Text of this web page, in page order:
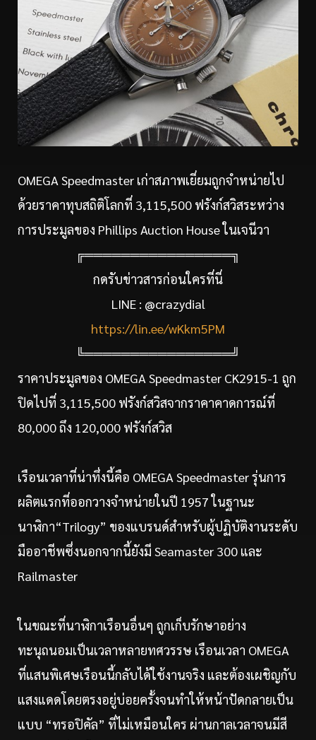
OMEGA Speedmaster เก่าสภาพเยี่ยมถูกจำหน่ายไป
ด้วยราคาทุบสถิติโลกที่ 3,115,500 ฟรังก์สวิสระหว่าง
การประมูลของ Phillips Auction House ในเจนีวา
╔════════════════╗
กดรับข่าวสารก่อนใครที่นี่
LINE : @crazydial
https://lin.ee/wKkm5PM
╚════════════════╝
ราคาประมูลของ OMEGA Speedmaster CK2915-1 ถูก
ปิดไปที่ 3,115,500 ฟรังก์สวิสจากราคาคาดการณ์ที่
80,000 ถึง 120,000 ฟรังก์สวิส
เรือนเวลาที่น่าทึ่งนี้คือ OMEGA Speedmaster รุ่นการ
ผลิตแรกที่ออกวางจำหน่ายในปี 1957 ในฐานะ
นาฬิกา“Trilogy” ของแบรนด์สำหรับผู้ปฏิบัติงานระดับ
มืออาชีพซึ่งนอกจากนี้ยังมี Seamaster 300 และ
Railmaster
ในขณะที่นาฬิกาเรือนอื่นๆ ถูกเก็บรักษาอย่าง
ทะนุถนอมเป็นเวลาหลายทศวรรษ เรือนเวลา OMEGA
ที่แสนพิเศษเรือนนี้กลับได้ใช้งานจริง และต้องเผชิญกับ
แสงแดดโดยตรงอยู่บ่อยครั้งจนทำให้หน้าปัดกลายเป็น
แบบ “ทรอปิคัล” ที่ไม่เหมือนใคร ผ่านกาลเวลาจนมีสี